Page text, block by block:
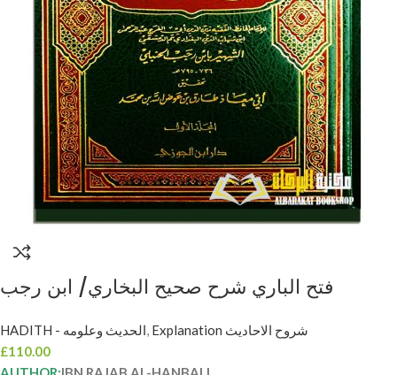
فتح الباري شرح صحيح البخاري/ ابن رجب
SAHIH AL-BUKHARI IBN RAJAB
HADITH - الحديث وعلومه,
Explanation شروح الاحاديث
£110.00